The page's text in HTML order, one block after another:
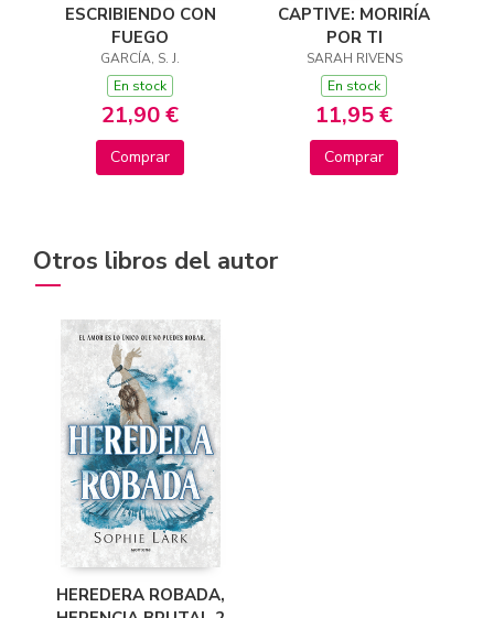
ESCRIBIENDO CON
FUEGO
GARCÍA, S. J.
En stock
21,90 €
Comprar
CAPTIVE: MORIRÍA
POR TI
SARAH RIVENS
En stock
11,95 €
Comprar
Otros libros del autor
HEREDERA ROBADA,